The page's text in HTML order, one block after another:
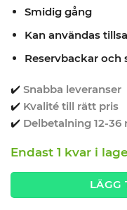
Smidig gång
Kan användas
Reservbackar och
✔️ Snabba leveranser
✔️ Kvalité till rätt pris
✔️ Delbetalning 12-36
Endast 1 kvar i
LÄGG